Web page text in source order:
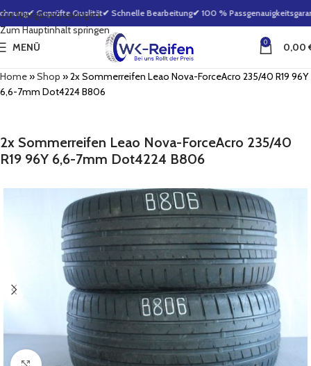
Zur Navigation springen
Zum Hauptinhalt springen
✔ Geprüfte Qualität✔ Schnelle Bearbeitung✔ 100 %
MENÜ 0 0,00
Home»Shop »2x Sommerreifen Leao Nova-ForceAcro 235/40 R19 96Y
6,6-7mm Dot4224 B806
2x Sommerreifen Leao Nova-ForceAcro 235/40
R19 96Y 6,6-7mm Dot4224 B806